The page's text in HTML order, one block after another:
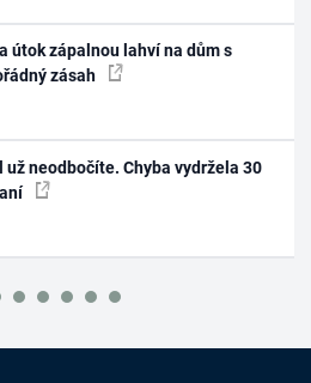
útok zápalnou lahví na dům s
zásah
už neodbočíte. Chyba vydržela 30